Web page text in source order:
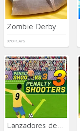
Zombie Derby
970 PLAYS